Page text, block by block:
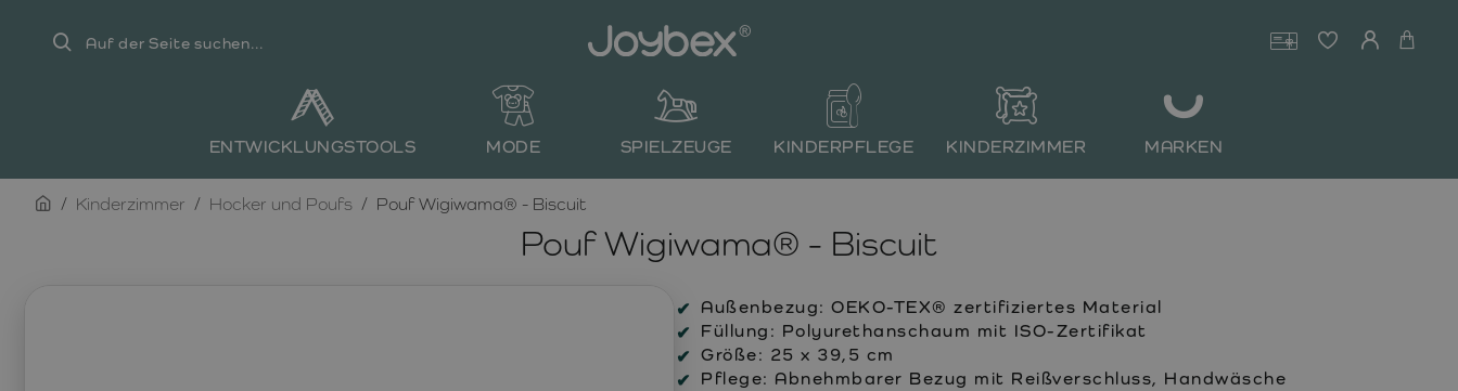
Auf
ENTWICKLUNGSTOOLS MODE SPIELZEUGE KINDERPFLEGE KINDERZIMMER MARKEN
Pouf Wigiwama® - Biscuit
homeKinderzimmer Hocker und Poufs Pouf Wigiwama® - Biscuit
Außenbezug: OEKO-TEX® zertifiziertes Material
Füllung: Polyurethanschaum mit ISO-Zertifikat
Größe: 25 x 39,5 cm
Pflege: Abnehmbarer Bezug mit Reißverschluss, Handwäsche